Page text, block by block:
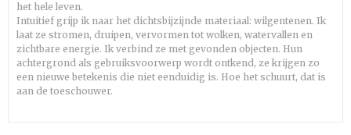
het hele leven.
Intuitief grijp ik naar het dichtsbijzijnde materiaal: wilgentenen. Ik
laat ze stromen, druipen, vervormen tot wolken, watervallen en
zichtbare energie. Ik verbind ze met gevonden objecten. Hun
achtergrond als gebruiksvoorwerp wordt ontkend, ze krijgen zo
een nieuwe betekenis die niet eenduidig is. Hoe het schuurt, dat is
aan de toeschouwer.